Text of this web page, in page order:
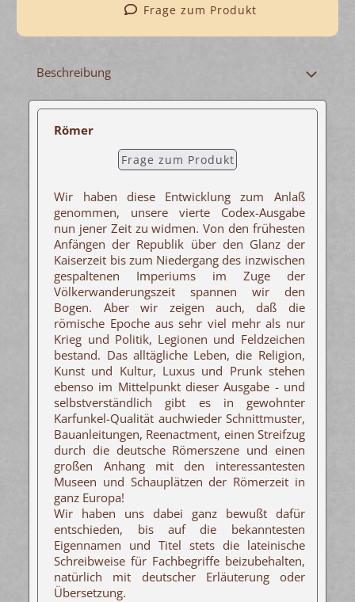
Frage zum Produkt
Beschreibung
Römer
Frage zum Produkt
Wir haben diese Entwicklung zum Anlaß
genommen, unsere vierte Codex-Ausgabe
nun jener Zeit zu widmen. Von den frühesten
Anfängen der Republik über den Glanz der
Kaiserzeit bis zum Niedergang des inzwischen
gespaltenen Imperiums im Zuge der
Völkerwanderungszeit spannen wir den
Bogen. Aber wir zeigen auch, daß die
römische Epoche aus sehr viel mehr als nur
Krieg und Politik, Legionen und Feldzeichen
bestand. Das alltägliche Leben, die Religion,
Kunst und Kultur, Luxus und Prunk stehen
ebenso im Mittelpunkt dieser Ausgabe - und
selbstverständlich gibt es in gewohnter
Karfunkel-Qualität auchwieder Schnittmuster,
Bauanleitungen, Reenactment, einen Streifzug
durch die deutsche Römerszene und einen
großen Anhang mit den interessantesten
Museen und Schauplätzen der Römerzeit in
ganz Europa!
Wir haben uns dabei ganz bewußt dafür
entschieden, bis auf die bekanntesten
Eigennamen und Titel stets die lateinische
Schreibweise für Fachbegriffe beizubehalten,
natürlich mit deutscher Erläuterung oder
Übersetzung.